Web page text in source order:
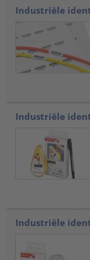
Industriële
Industriële
Industriële